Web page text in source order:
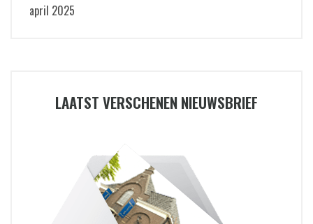
april 2025
LAATST VERSCHENEN NIEUWSBRIEF